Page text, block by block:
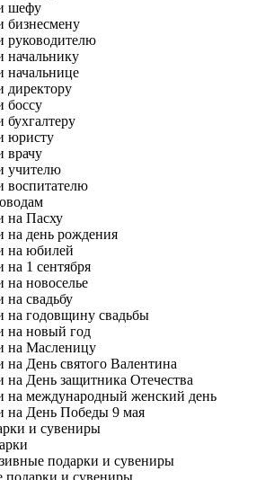
шефу
бизнесмену
руководителю
начальнику
начальнице
директору
боссу
бухгалтеру
юристу
врачу
учителю
воспитателю
на Пасху
на день рождения
на юбилей
на 1 сентября
на новоселье
на свадьбу
на годовщину свадьбы
на новый год
на Масленицу
на День святого Валентина
на День защитника Отечества
на международный женский день
на День Победы 9 мая
и сувениры
подарки и сувениры
подарки и сувениры